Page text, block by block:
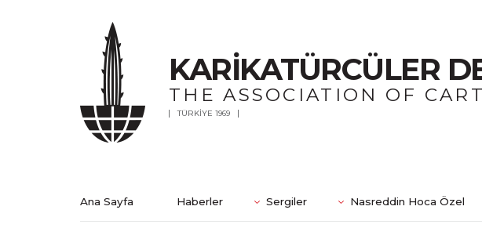
KARİKATÜRCÜLER
THE ASSOCIATION OF
TÜRKİYE 1969
Ana Sayfa Haberler Sergiler Nasreddin Hoca Özel